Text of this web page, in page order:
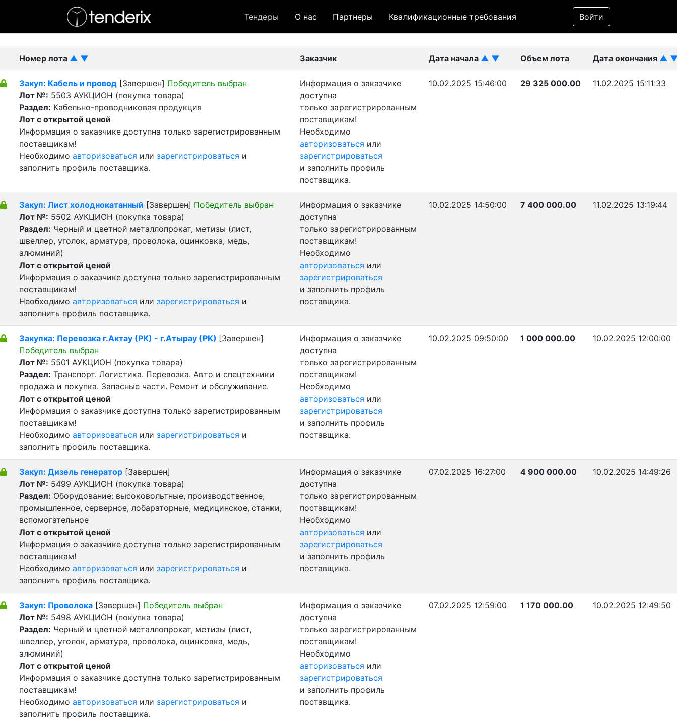
Тендеры О нас Партнеры Квалификационные требования Войти
Фильтр
- Завершенный лот
Номер лота ▲ ▼ Заказчик Дата начала ▲ ▼ Объем лота Дата окончания ▲
Закуп: Кабель и провод [Завершен] Победитель выбран
Лот №: 5503 АУКЦИОН (покупка товара)
Раздел: Кабельно-проводниковая продукция
Лот с открытой ценой
Информация о заказчике доступна только зарегистрированным
поставщикам!
Необходимо авторизоваться или зарегистрироваться и
заполнить профиль поставщика.
Информация о заказчике
доступна
только зарегистрированным
поставщикам!
Необходимо
авторизоваться или
зарегистрироваться
и заполнить профиль
поставщика.
10.02.2025 15:46:00 29 325 000.00 11.02.2025 15:11:33
Закуп: Лист холоднокатанный [Завершен] Победитель выбран
Лот №: 5502 АУКЦИОН (покупка товара)
Раздел: Черный и цветной металлопрокат, метизы (лист,
швеллер, уголок, арматура, проволока, оцинковка, медь,
алюминий)
Лот с открытой ценой
Информация о заказчике доступна только зарегистрированным
поставщикам!
Необходимо авторизоваться или зарегистрироваться и
заполнить профиль поставщика.
Информация о заказчике
доступна
только зарегистрированным
поставщикам!
Необходимо
авторизоваться или
зарегистрироваться
и заполнить профиль
поставщика.
10.02.2025 14:50:00 7 400 000.00 11.02.2025 13:19:44
Закупка: Перевозка г.Актау (РК) - г.Атырау (РК) [Завершен]
Победитель выбран
Лот №: 5501 АУКЦИОН (покупка товара)
Раздел: Транспорт. Логистика. Перевозка. Авто и спецтехники
продажа и покупка. Запасные части. Ремонт и обслуживание.
Лот с открытой ценой
Информация о заказчике доступна только зарегистрированным
поставщикам!
Необходимо авторизоваться или зарегистрироваться и
заполнить профиль поставщика.
Информация о заказчике
доступна
только зарегистрированным
поставщикам!
Необходимо
авторизоваться или
зарегистрироваться
и заполнить профиль
поставщика.
10.02.2025 09:50:00 1 000 000.00 10.02.2025 12:00:00
Закуп: Дизель генератор [Завершен]
Лот №: 5499 АУКЦИОН (покупка товара)
Раздел: Оборудование: высоковольтные, производственное,
промышленное, серверное, лобараторные, медицинское, станки,
вспомогательное
Лот с открытой ценой
Информация о заказчике доступна только зарегистрированным
поставщикам!
Необходимо авторизоваться или зарегистрироваться и
заполнить профиль поставщика.
Информация о заказчике
доступна
только зарегистрированным
поставщикам!
Необходимо
авторизоваться или
зарегистрироваться
и заполнить профиль
поставщика.
07.02.2025 16:27:00 4 900 000.00 10.02.2025 14:49:26
Закуп: Проволока [Завершен] Победитель выбран
Лот №: 5498 АУКЦИОН (покупка товара)
Раздел: Черный и цветной металлопрокат, метизы (лист,
швеллер, уголок, арматура, проволока, оцинковка, медь,
алюминий)
Лот с открытой ценой
Информация о заказчике доступна только зарегистрированным
поставщикам!
Необходимо авторизоваться или зарегистрироваться и
заполнить профиль поставщика.
Информация о заказчике
доступна
только зарегистрированным
поставщикам!
Необходимо
авторизоваться или
зарегистрироваться
и заполнить профиль
поставщика.
07.02.2025 12:59:00 1 170 000.00 10.02.2025 12:49:50